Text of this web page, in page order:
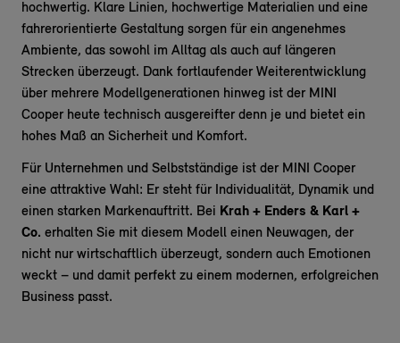
hochwertig. Klare Linien, hochwertige Materialien und eine
fahrerorientierte Gestaltung sorgen für ein angenehmes
Ambiente, das sowohl im Alltag als auch auf längeren
Strecken überzeugt. Dank fortlaufender Weiterentwicklung
über mehrere Modellgenerationen hinweg ist der MINI
Cooper heute technisch ausgereifter denn je und bietet ein
hohes Maß an Sicherheit und Komfort.
Für Unternehmen und Selbstständige ist der MINI Cooper
eine attraktive Wahl: Er steht für Individualität, Dynamik und
einen starken Markenauftritt. Bei Krah + Enders & Karl +
Co. erhalten Sie mit diesem Modell einen Neuwagen, der
nicht nur wirtschaftlich überzeugt, sondern auch Emotionen
weckt – und damit perfekt zu einem modernen, erfolgreichen
Business passt.